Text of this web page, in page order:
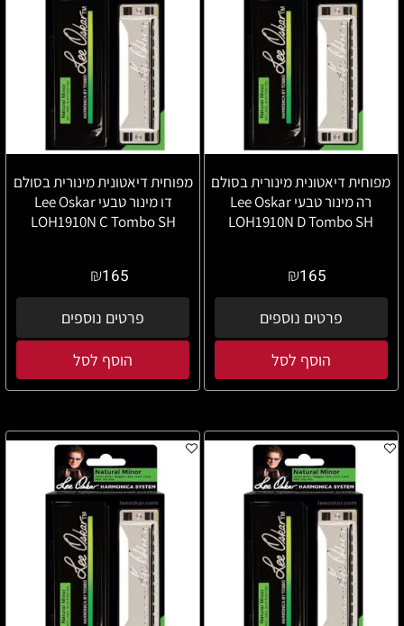
מפוחית דיאטונית מינורית בסולם
רה מינור טבעי Lee Oskar
LOH1910N D Tombo SH
₪165
פרטים נוספים
הוסף לסל
מפוחית דיאטונית מינורית בסולם
דו מינור טבעי Lee Oskar
LOH1910N C Tombo SH
₪165
פרטים נוספים
הוסף לסל